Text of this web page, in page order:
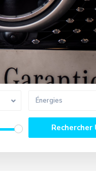
Énergies